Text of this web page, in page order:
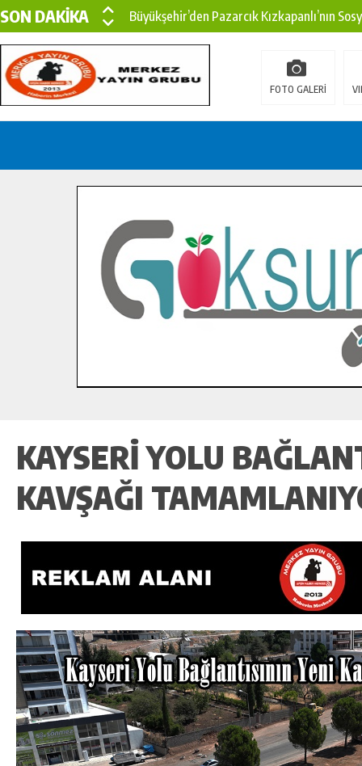
SON DAKİKA
Büyükşehir’den Pazarcık Kızkapanlı’nın
Büyükşehir’den Pazarcık Kırsalına Modern
Çin’den KSÜ’ye Uluslararası Başarı:
İlçe Jandarma Komutanı Karakaya’dan
Bertiz’in Yeni Köprüsünde Sona Doğru.
FOTO GALERİ
KAYSERI YOLU
KAVŞAĞI